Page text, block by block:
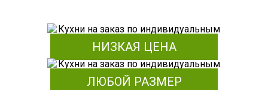
НИЗКАЯ ЦЕНА
ЛЮБОЙ РАЗМЕР